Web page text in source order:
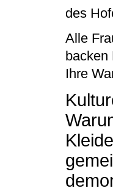
des
Alle
Ihre